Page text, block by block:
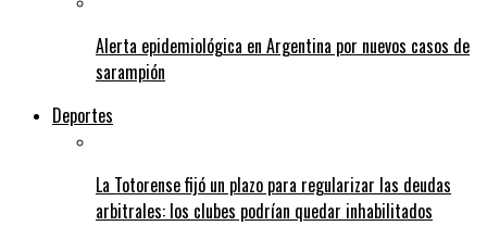
Alerta epidemiológica en Argentina por nuevos casos de
sarampión
Deportes
La Totorense fijó un plazo para regularizar las deudas
arbitrales: los clubes podrían quedar inhabilitados